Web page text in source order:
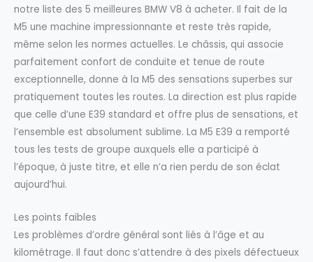
notre liste des 5 meilleures BMW V8 à acheter. Il fait de la
M5 une machine impressionnante et reste très rapide,
même selon les normes actuelles. Le châssis, qui associe
parfaitement confort de conduite et tenue de route
exceptionnelle, donne à la M5 des sensations superbes sur
pratiquement toutes les routes. La direction est plus rapide
que celle d’une E39 standard et offre plus de sensations, et
l’ensemble est absolument sublime. La M5 E39 a remporté
tous les tests de groupe auxquels elle a participé à
l’époque, à juste titre, et elle n’a rien perdu de son éclat
aujourd’hui.
Les points faibles
Les problèmes d’ordre général sont liés à l’âge et au
kilométrage. Il faut donc s’attendre à des pixels défectueux